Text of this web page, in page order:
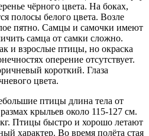
чёрного цвета. На боках,
полосы белого цвета. Возле
пятно. Самцы и самочки имеют
самца от самки сложно.
и взрослые птицы, но окраска
оперение отсутствует.
короткий. Глаза
цвета.
птицы длина тела от
крыльев около 115-127 см.
Птицы быстро и хорошо летают
характер. Во время полёта стая